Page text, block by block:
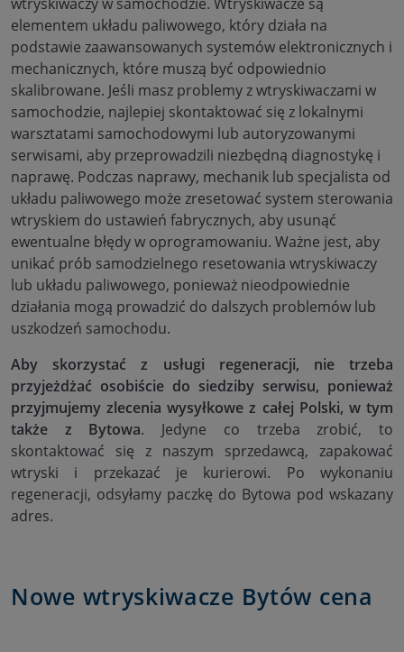
elementem układu paliwowego, który działa na
podstawie zaawansowanych systemów elektronicznych i
mechanicznych, które muszą być odpowiednio
skalibrowane. Jeśli masz problemy z wtryskiwaczami w
samochodzie, najlepiej skontaktować się z lokalnymi
warsztatami samochodowymi lub autoryzowanymi
serwisami, aby przeprowadzili niezbędną diagnostykę i
naprawę. Podczas naprawy, mechanik lub specjalista od
układu paliwowego może zresetować system sterowania
wtryskiem do ustawień fabrycznych, aby usunąć
ewentualne błędy w oprogramowaniu. Ważne jest, aby
unikać prób samodzielnego resetowania wtryskiwaczy
lub układu paliwowego, ponieważ nieodpowiednie
działania mogą prowadzić do dalszych problemów lub
uszkodzeń samochodu.
Aby skorzystać z usługi regeneracji, nie trzeba
przyjeżdżać osobiście do siedziby serwisu, ponieważ
przyjmujemy zlecenia wysyłkowe z całej Polski, w tym
także z Bytowa. Jedyne co trzeba zrobić, to
skontaktować się z naszym sprzedawcą, zapakować
wtryski i przekazać je kurierowi. Po wykonaniu
regeneracji, odsyłamy paczkę do Bytowa pod wskazany
adres.
Nowe wtryskiwacze Bytów cena